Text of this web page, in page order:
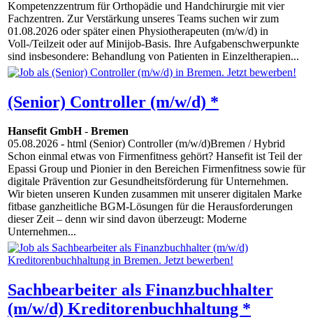
Kompetenzzentrum für Orthopädie und Handchirurgie mit vier
Fachzentren. Zur Verstärkung unseres Teams suchen wir zum
01.08.2026 oder später einen Physiotherapeuten (m/w/d) in
Voll-/Teilzeit oder auf Minijob-Basis. Ihre Aufgabenschwerpunkte
sind insbesondere: Behandlung von Patienten in Einzeltherapien...
(Senior) Controller (m/w/d) *
Hansefit GmbH- Bremen
05.08.2026 - html (Senior) Controller (m/w/d)Bremen / Hybrid
Schon einmal etwas von Firmenfitness gehört? Hansefit ist Teil der
Epassi Group und Pionier in den Bereichen Firmenfitness sowie für
digitale Prävention zur Gesundheitsförderung für Unternehmen.
Wir bieten unseren Kunden zusammen mit unserer digitalen Marke
fitbase ganzheitliche BGM-Lösungen für die Herausforderungen
dieser Zeit – denn wir sind davon überzeugt: Moderne
Unternehmen...
Sachbearbeiter als Finanzbuchhalter
(m/w/d) Kreditorenbuchhaltung *